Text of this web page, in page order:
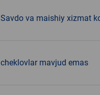
Savdo va maishiy xizmat
cheklovlar mavjud emas